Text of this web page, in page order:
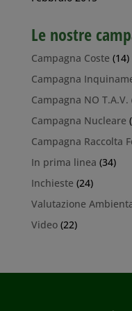
Le nostre
Campagna Coste (14)
Campagna
Campagna NO T.A.V.
Campagna Nucleare
Campagna Raccolta
In prima linea (34)
Inchieste (24)
Valutazione
Video(22)